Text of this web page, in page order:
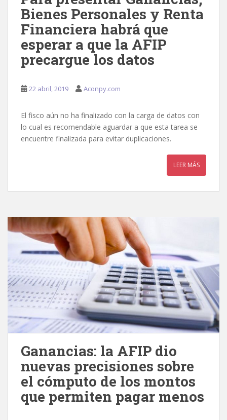
Bienes Personales y Renta
Financiera habrá que
esperar a que la AFIP
precargue los datos
22 abril, 2019 Aconpy.com
El fisco aún no ha finalizado con la carga de datos con
lo cual es recomendable aguardar a que esta tarea se
encuentre finalizada para evitar duplicaciones.
LEER MÁS
Ganancias: la AFIP dio
nuevas precisiones sobre
el cómputo de los montos
que permiten pagar menos